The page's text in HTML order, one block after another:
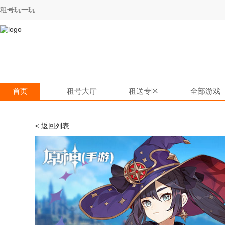
租号玩一玩
首页 租号大厅 租送专区 全部游戏
< 返回列表